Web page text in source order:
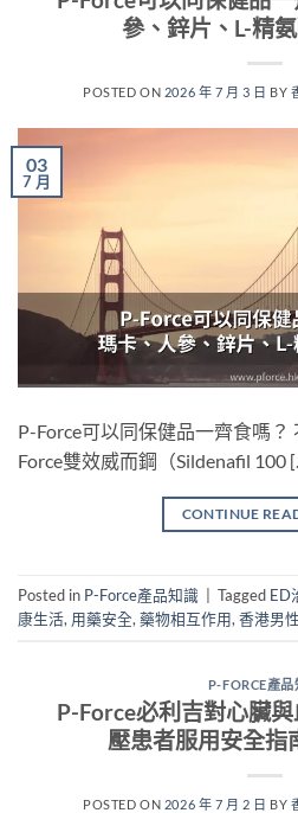
參、鋅片、L-精
POSTED ON 2026 年 7 月 3 日 BY
03
7 月
P-Force可以同保健品一齊食嗎
Force雙效威而鋼（Sildenafil 100
CONTINUE
Posted in P-Force產品知識 Tagged ED
康生活, 用藥安全,藥物相互作用,香港男
P-FORCE產品
P-Force必利吉對心臟
壓患者服用安全指
POSTED ON 2026 年 7 月 2 日 BY